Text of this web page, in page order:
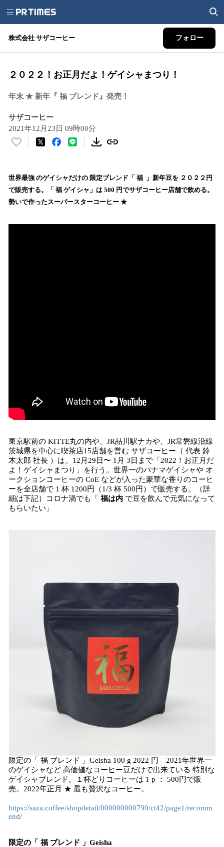
株式会社 サザコーヒー フォロー
２０２２！お正月だよ！ゲイシャまつり！
年末 ★ 新年『 福 ブレンド』発売！
サザコーヒー
2021年12月23日 09時00分
い
！
数
を
世界最強 のゲイシャだけの 限定ブレンド「 福 」新年豆を ２０２２円
で販売する。「 福 ゲイシャ」は 500 円でサザコーヒー店舗で飲める。
勢いで作ったスーパースターコーヒー ★
東京駅前の KITTE丸の内や、JR品川駅ナカや、JR常磐線沿線
茨城県を中心に喫茶店15店舗を営む サザコーヒー（ 代表 鈴
木太郎 社長 ）は、12月29日〜 1月 3日まで「2022！お正月だ
よ！ゲイシャまつり」を行う。世界一のパナマゲイシャや オ
ークションコーヒーの CoE などが入った豪華な香りのコーヒ
ーを全店舗で 1 杯 1200円（1/3 杯 500円）で販売する。（詳
細は下記）コロナ渦でも「 福は内 で豆を飲んで元気になって
もらいたい」
限定の「 福 ブレンド 」Geisha 100 g 2022 円 2021年世界一
のゲイシャなど 高価値なコーヒー豆だけで出来ている 特別な
ゲイシャブレンド。１杯どりコーヒーは 1 p ： 500円で販
売。2022年正月 ★ 最も贅沢なコーヒー。
https://saza.coffee/shopdetail/000000000790/ct42/page1/recomm
end/
限定の「 福 ブレンド 」Geisha